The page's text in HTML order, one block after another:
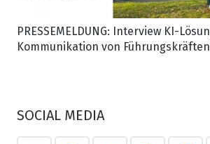
PRESSEMELDUNG: Interview KI-
Kommunikation von Führungskräften
SOCIAL MEDIA